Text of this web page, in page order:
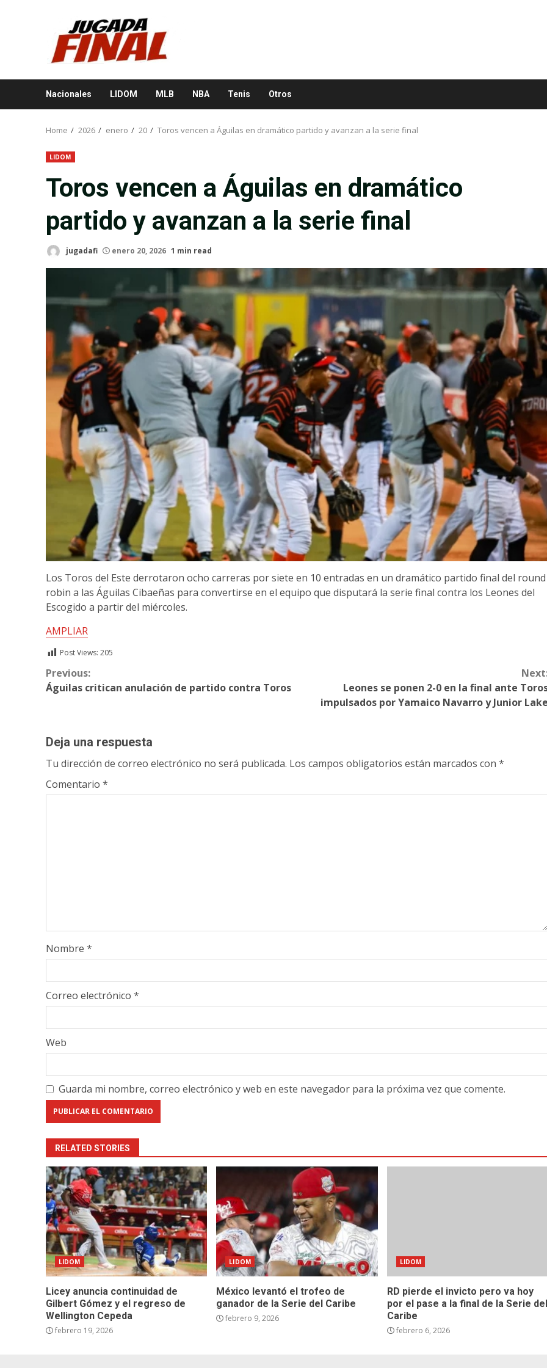
Nacionales LIDOM MLB NBA Tenis Otros
Home 2026 enero 20 Toros vencen a Águilas en dramático partido y avanzan a la serie final
LIDOM
Toros vencen a Águilas en dramático
partido y avanzan a la serie final
jugadafi enero 20, 2026 1 min read
Los Toros del Este derrotaron ocho carreras por siete en 10 entradas en un dramático partido final del round
robin a las Águilas Cibaeñas para convertirse en el equipo que disputará la serie final contra los Leones del
Escogido a partir del miércoles.
AMPLIAR
Post Views: 205
Continue
Reading
Previous:
Águilas critican anulación de partido contra Toros
Leones se ponen 2-0 en la final ante
impulsados por Yamaico Navarro y Junior Lake
Deja una respuesta
Tu dirección de correo electrónico no será publicada. Los campos obligatorios están marcados con *
Comentario *
Nombre *
Correo electrónico *
Web
Guarda mi nombre, correo electrónico y web en este navegador para la próxima vez que comente.
RELATED STORIES
LIDOM
Licey anuncia continuidad de
Gilbert Gómez y el regreso de
Wellington Cepeda
febrero 19, 2026
LIDOM
México levantó el trofeo de
ganador de la Serie del Caribe
febrero 9, 2026
LIDOM
RD pierde el invicto pero va hoy
por el pase a la final de la Serie del
Caribe
febrero 6, 2026